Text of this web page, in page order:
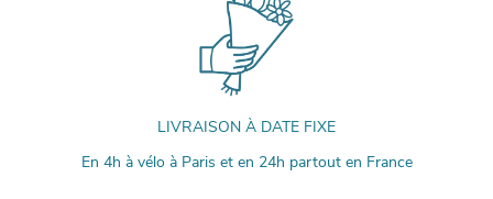
LIVRAISON À DATE FIXE
En 4h à vélo à Paris et en 24h partout en France